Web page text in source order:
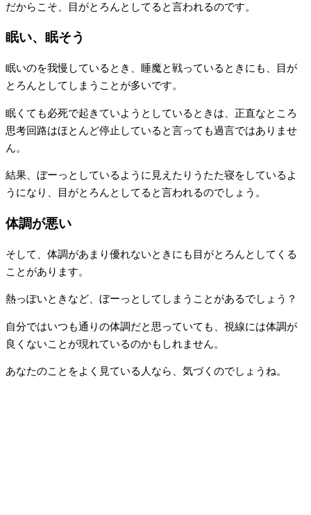
だからこそ、目がとろんとしてると言われるのです。
眠い、眠そう
眠いのを我慢しているとき、睡魔と戦っているときにも、目が
とろんとしてしまうことが多いです。
眠くても必死で起きていようとしているときは、正直なところ
思考回路はほとんど停止していると言っても過言ではありませ
ん。
結果、ぼーっとしているように見えたりうたた寝をしているよ
うになり、目がとろんとしてると言われるのでしょう。
体調が悪い
そして、体調があまり優れないときにも目がとろんとしてくる
ことがあります。
熱っぽいときなど、ぼーっとしてしまうことがあるでしょう？
自分ではいつも通りの体調だと思っていても、視線には体調が
良くないことが現れているのかもしれません。
あなたのことをよく見ている人なら、気づくのでしょうね。